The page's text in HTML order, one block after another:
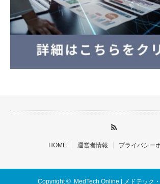
HOME 運営者情報 プライバシー
Copyright © MedTech Online | メドテック